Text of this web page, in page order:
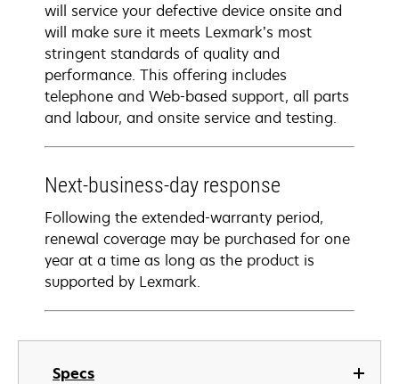
Specs
will service your defective device onsite and
will make sure it meets Lexmark’s most
stringent standards of quality and
performance. This offering includes
telephone and Web-based support, all parts
and labour, and onsite service and testing.
Next-business-day response
Following the extended-warranty period,
renewal coverage may be purchased for one
year at a time as long as the product is
supported by Lexmark.